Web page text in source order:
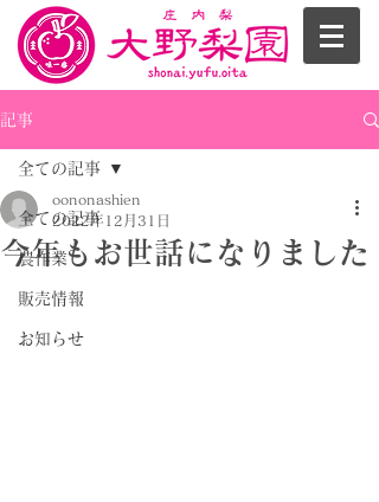
記事
全ての記事
農作業
販売情報
お知らせ
全ての記事
今年もお世話になりました
oononashien
2022年12月31日